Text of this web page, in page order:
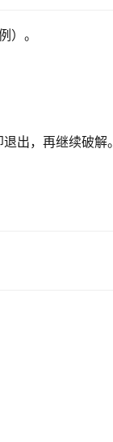
）。
出，再继续破解。